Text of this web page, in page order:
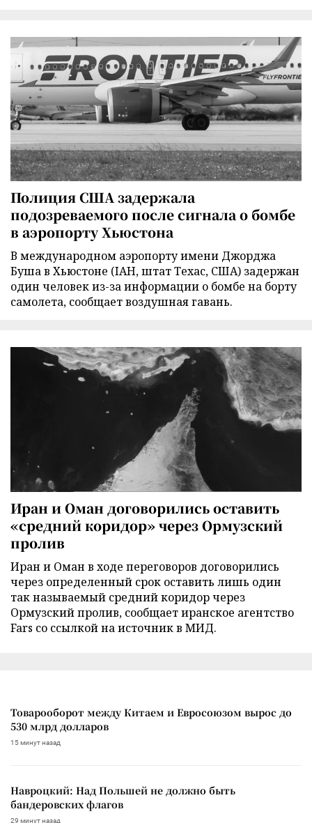
Полиция США задержала
подозреваемого после сигнала о бомбе
в аэропорту Хьюстона
В международном аэропорту имени Джорджа
Буша в Хьюстоне (IAH, штат Техас, США) задержан
один человек из-за информации о бомбе на борту
самолета, сообщает воздушная гавань.
Иран и Оман договорились оставить
«средний коридор» через Ормузский
пролив
Иран и Оман в ходе переговоров договорились
через определенный срок оставить лишь один
так называемый средний коридор через
Ормузский пролив, сообщает иранское агентство
Fars со ссылкой на источник в МИД.
Товарооборот между Китаем и Евросоюзом вырос до
530 млрд долларов
15 минут назад
Навроцкий: Над Польшей не должно быть
бандеровских флагов
29 минут назад